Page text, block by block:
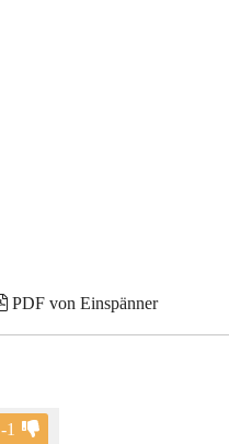
PDF von Einspänner
-1